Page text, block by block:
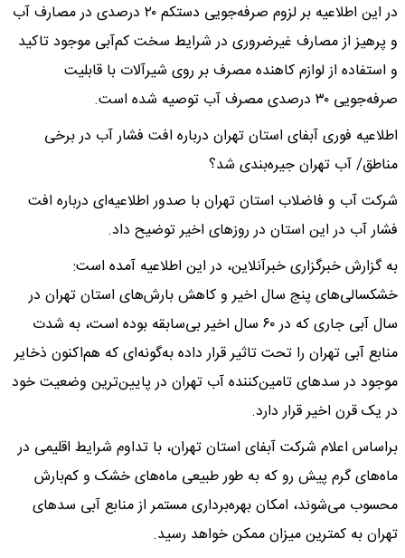
در این اطلاعیه بر لزوم صرفه‌جویی دستکم ۲۰ درصدی در مصارف آب
و پرهیز از مصارف غیرضروری در شرایط سخت کم‌آبی موجود تاکید
و استفاده از لوازم کاهنده مصرف بر روی شیرآلات با قابلیت
صرفه‌جویی ۳۰ درصدی مصرف آب توصیه شده است.
اطلاعیه فوری آبفای استان تهران درباره افت فشار آب در برخی
مناطق/ آب تهران جیره‌بندی شد؟
شرکت آب و فاضلاب استان تهران با صدور اطلاعیه‌ای درباره افت
فشار آب در این استان در روزهای اخیر توضیح داد.
به گزارش خبرگزاری خبرآنلاین، در این اطلاعیه آمده است:
خشکسالی‌های پنج سال اخیر و کاهش بارش‌های استان تهران در
سال آبی جاری که در ۶۰ سال اخیر بی‌سابقه بوده است، به شدت
منابع آبی تهران را تحت تاثیر قرار داده به‌گونه‌ای که هم‌اکنون ذخایر
موجود در سدهای تامین‌کننده آب تهران در پایین‌ترین وضعیت خود
در یک قرن اخیر قرار دارد.
براساس اعلام شرکت آبفای استان تهران، با تداوم شرایط اقلیمی در
ماه‌های گرم پیش رو که به طور طبیعی ماه‌های خشک و کم‌بارش
محسوب می‌شوند، امکان بهره‌برداری مستمر از منابع آبی سدهای
تهران به کمترین میزان ممکن خواهد رسید.